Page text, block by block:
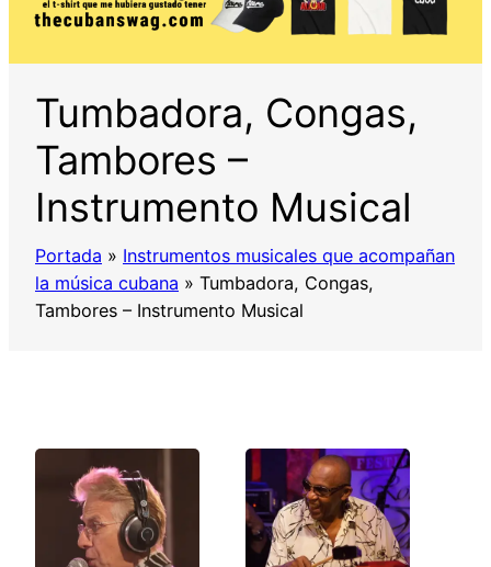
Tumbadora, Congas,
Tambores –
Instrumento Musical
Portada » Instrumentos musicales que acompañan
la música cubana » Tumbadora, Congas,
Tambores – Instrumento Musical